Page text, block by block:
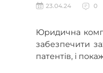
23.04.24 0
Юридична
забезпечити
патентів, і